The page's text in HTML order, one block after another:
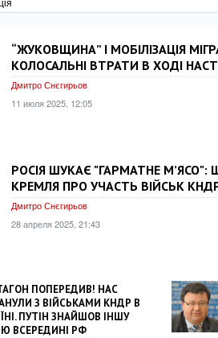
“ЖУКОВЩИНА” І МОБІЛІЗАЦІЯ
КОЛОСАЛЬНІ ВТРАТИ В ХОДІ
Дмитро Снєгирьов
11 июля 2025, 12:05
РОСІЯ ШУКАЄ "ГАРМАТНЕ
КРЕМЛЯ ПРО УЧАСТЬ ВІЙСЬК
Дмитро Снєгирьов
28 апреля 2025, 21:43
ПОПЕРЕДИВ! НАС
З ВІЙСЬКАМИ КНДР В
ПУТІН ЗНАЙШОВ ІНШУ
ВСЕРЕДИНІ РФ